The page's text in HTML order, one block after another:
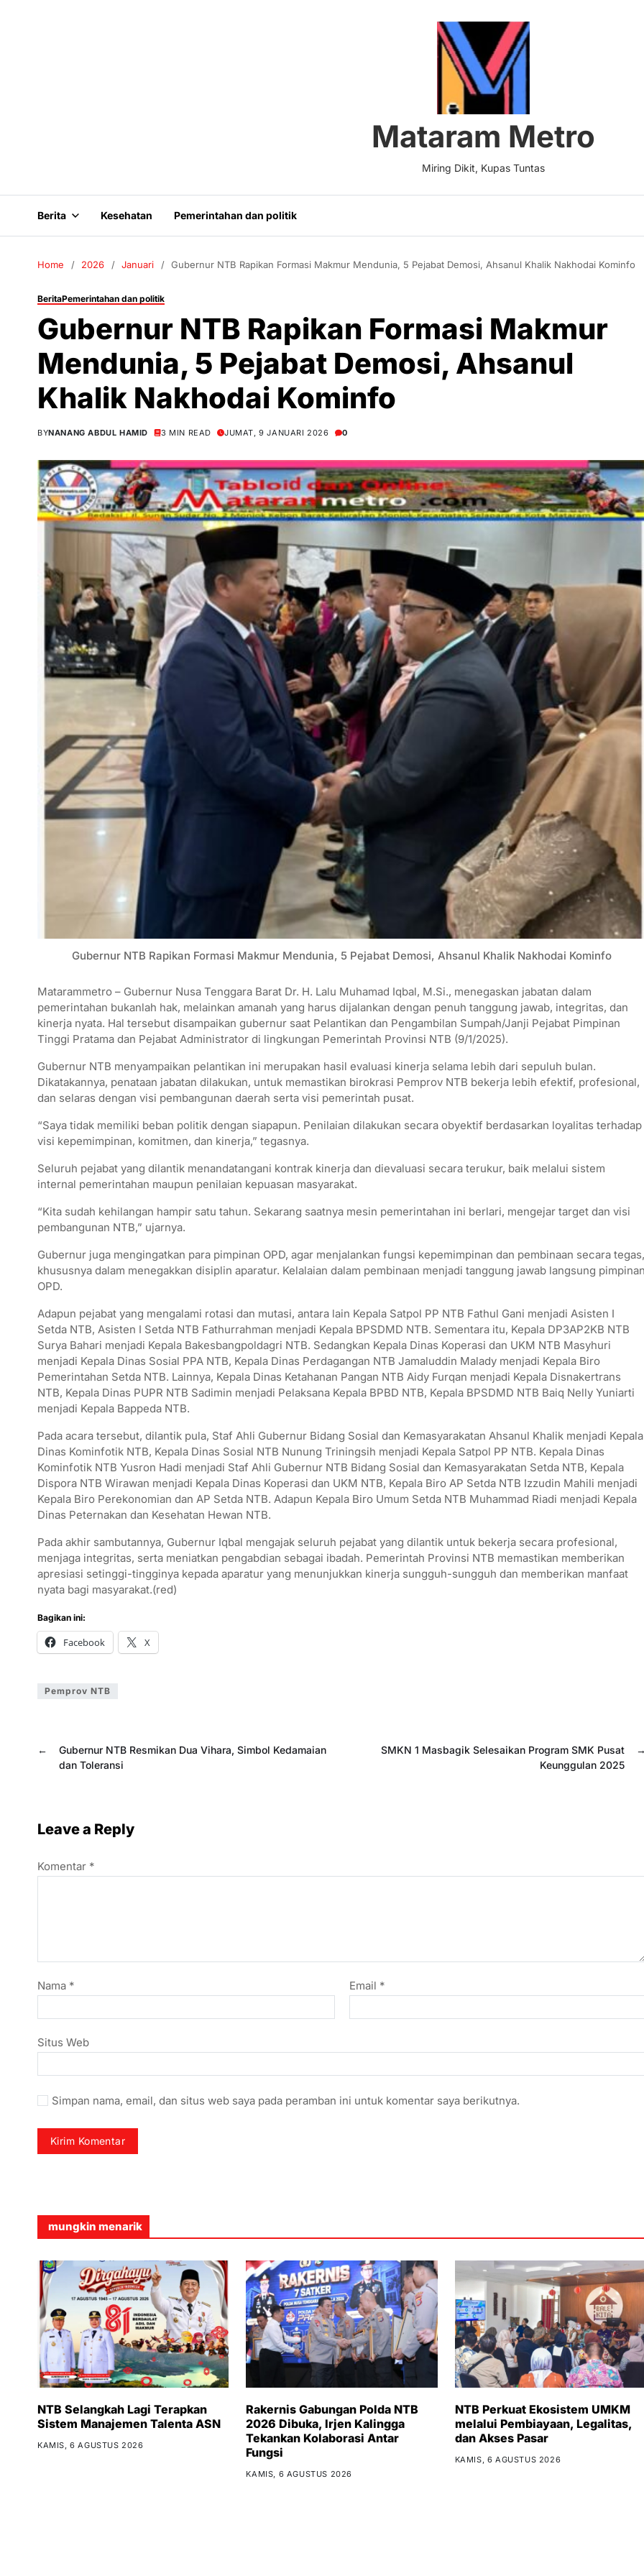
Mataram Metro
Miring Dikit, Kupas Tuntas
Berita Kesehatan Pemerintahan dan politik
Home 2026 Januari Gubernur NTB Rapikan Formasi Makmur Mendunia, 5 Pejabat Demosi, Ahsanul Khalik Nakhodai Kominfo
BeritaPemerintahan dan politik
Gubernur NTB Rapikan Formasi Makmur
Mendunia, 5 Pejabat Demosi, Ahsanul
Khalik Nakhodai Kominfo
BYNANANG ABDUL HAMID 3 MIN READ JUMAT, 9 JANUARI 2026 0
Gubernur NTB Rapikan Formasi Makmur Mendunia, 5 Pejabat Demosi, Ahsanul Khalik Nakhodai Kominfo
Matarammetro – Gubernur Nusa Tenggara Barat Dr. H. Lalu Muhamad Iqbal, M.Si., menegaskan jabatan dalam
pemerintahan bukanlah hak, melainkan amanah yang harus dijalankan dengan penuh tanggung jawab, integritas, dan
kinerja nyata. Hal tersebut disampaikan gubernur saat Pelantikan dan Pengambilan Sumpah/Janji Pejabat Pimpinan
Tinggi Pratama dan Pejabat Administrator di lingkungan Pemerintah Provinsi NTB (9/1/2025).
Gubernur NTB menyampaikan pelantikan ini merupakan hasil evaluasi kinerja selama lebih dari sepuluh bulan.
Dikatakannya, penataan jabatan dilakukan, untuk memastikan birokrasi Pemprov NTB bekerja lebih efektif, profesional,
dan selaras dengan visi pembangunan daerah serta visi pemerintah pusat.
“Saya tidak memiliki beban politik dengan siapapun. Penilaian dilakukan secara obyektif berdasarkan loyalitas terhadap
visi kepemimpinan, komitmen, dan kinerja,” tegasnya.
Seluruh pejabat yang dilantik menandatangani kontrak kinerja dan dievaluasi secara terukur, baik melalui sistem
internal pemerintahan maupun penilaian kepuasan masyarakat.
“Kita sudah kehilangan hampir satu tahun. Sekarang saatnya mesin pemerintahan ini berlari, mengejar target dan visi
pembangunan NTB,” ujarnya.
Gubernur juga mengingatkan para pimpinan OPD, agar menjalankan fungsi kepemimpinan dan pembinaan secara tegas,
khususnya dalam menegakkan disiplin aparatur. Kelalaian dalam pembinaan menjadi tanggung jawab langsung
OPD.
Adapun pejabat yang mengalami rotasi dan mutasi, antara lain Kepala Satpol PP NTB Fathul Gani menjadi Asisten I
Setda NTB, Asisten I Setda NTB Fathurrahman menjadi Kepala BPSDMD NTB. Sementara itu, Kepala DP3AP2KB NTB
Surya Bahari menjadi Kepala Bakesbangpoldagri NTB. Sedangkan Kepala Dinas Koperasi dan UKM NTB Masyhuri
menjadi Kepala Dinas Sosial PPA NTB, Kepala Dinas Perdagangan NTB Jamaluddin Malady menjadi Kepala Biro
Pemerintahan Setda NTB. Lainnya, Kepala Dinas Ketahanan Pangan NTB Aidy Furqan menjadi Kepala Disnakertrans
NTB, Kepala Dinas PUPR NTB Sadimin menjadi Pelaksana Kepala BPBD NTB, Kepala BPSDMD NTB Baiq Nelly Yuniarti
menjadi Kepala Bappeda NTB.
Pada acara tersebut, dilantik pula, Staf Ahli Gubernur Bidang Sosial dan Kemasyarakatan Ahsanul Khalik menjadi Kepala
Dinas Kominfotik NTB, Kepala Dinas Sosial NTB Nunung Triningsih menjadi Kepala Satpol PP NTB. Kepala Dinas
Kominfotik NTB Yusron Hadi menjadi Staf Ahli Gubernur NTB Bidang Sosial dan Kemasyarakatan Setda NTB, Kepala
Dispora NTB Wirawan menjadi Kepala Dinas Koperasi dan UKM NTB, Kepala Biro AP Setda NTB Izzudin Mahili menjadi
Kepala Biro Perekonomian dan AP Setda NTB. Adapun Kepala Biro Umum Setda NTB Muhammad Riadi menjadi Kepala
Dinas Peternakan dan Kesehatan Hewan NTB.
Pada akhir sambutannya, Gubernur Iqbal mengajak seluruh pejabat yang dilantik untuk bekerja secara profesional,
menjaga integritas, serta meniatkan pengabdian sebagai ibadah. Pemerintah Provinsi NTB memastikan memberikan
apresiasi setinggi-tingginya kepada aparatur yang menunjukkan kinerja sungguh-sungguh dan memberikan manfaat
nyata bagi masyarakat.(red)
Bagikan ini:
Facebook X
Pemprov NTB
←
Gubernur NTB Resmikan Dua Vihara, Simbol Kedamaian
dan Toleransi
SMKN 1 Masbagik Selesaikan Program SMK Pusat
Keunggulan 2025
Leave a Reply
Komentar *
Nama * Email *
Situs Web
Simpan nama, email, dan situs web saya pada peramban ini untuk komentar saya berikutnya.
mungkin menarik
NTB Selangkah Lagi Terapkan
Sistem Manajemen Talenta ASN
KAMIS, 6 AGUSTUS 2026
Rakernis Gabungan Polda NTB
2026 Dibuka, Irjen Kalingga
Tekankan Kolaborasi Antar
Fungsi
KAMIS, 6 AGUSTUS 2026
NTB Perkuat Ekosistem UMKM
melalui Pembiayaan, Legalitas,
dan Akses Pasar
KAMIS, 6 AGUSTUS 2026